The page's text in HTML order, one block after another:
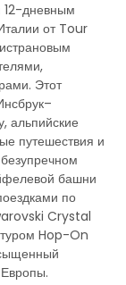
12-дневным
от Tour
Этот
альпийские
путешествия и
башни
по
Crystal
Hop-On